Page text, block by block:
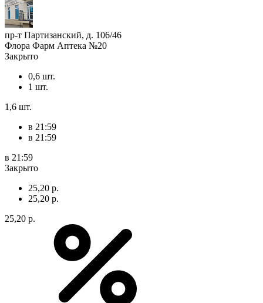
пр-т Партизанский, д. 106/46
Флора Фарм Аптека №20
Закрыто
0,6 шт.
1 шт.
1,6 шт.
в 21:59
в 21:59
в 21:59
Закрыто
25,20 р.
25,20 р.
25,20 р.